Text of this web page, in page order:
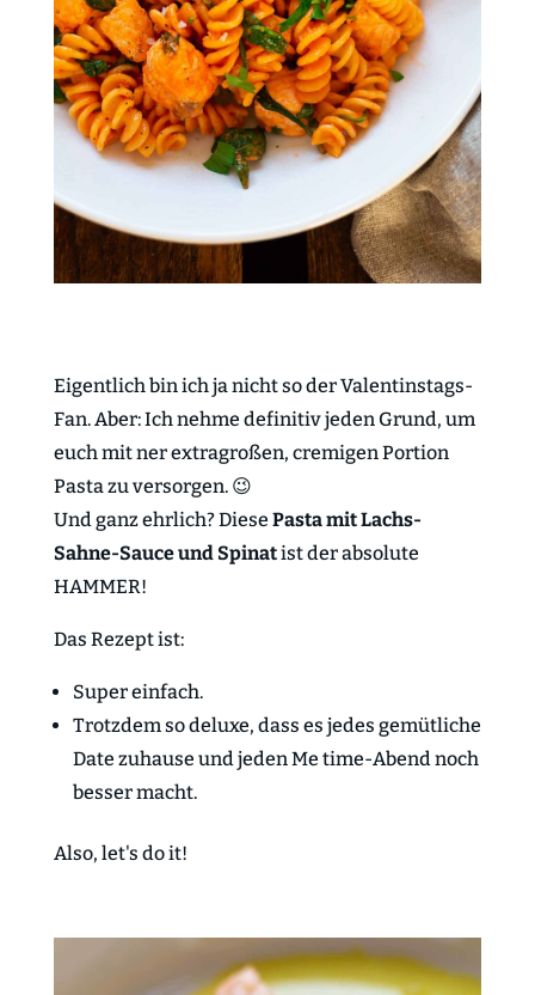
Eigentlich bin ich ja nicht so der Valentinstags-
Fan. Aber: Ich nehme definitiv jeden Grund, um
euch mit ner extragroßen, cremigen Portion
Pasta zu versorgen. 😉
Und ganz ehrlich? Diese Pasta mit Lachs-
Sahne-Sauce und Spinatist der absolute
HAMMER!
Das Rezept ist:
Super einfach.
Trotzdem so deluxe, dass es jedes gemütliche
Date zuhause und jeden Me time-Abend noch
besser macht.
Also, let's do it!